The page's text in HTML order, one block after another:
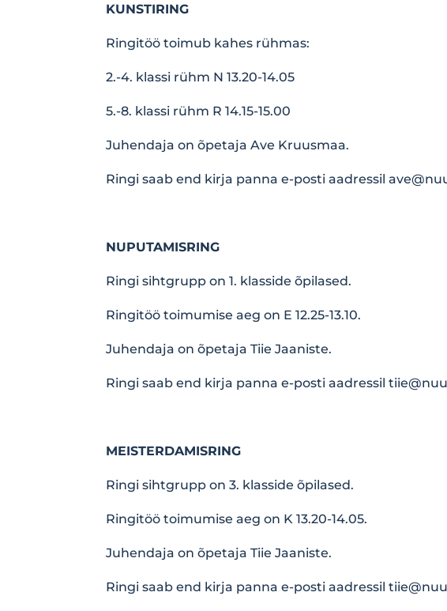
KUNSTIRING
Ringitöö toimub kahes rühmas:
2.-4. klassi rühm N 13.20-14.05
5.-8. klassi rühm R 14.15-15.00
Juhendaja on õpetaja Ave Kruusmaa.
Ringi saab end kirja panna e-posti aadressil
NUPUTAMISRING
Ringi sihtgrupp on 1. klasside õpilased.
Ringitöö toimumise aeg on E 12.25-13.10.
Juhendaja on õpetaja Tiie Jaaniste.
Ringi saab end kirja panna e-posti aadressil
MEISTERDAMISRING
Ringi sihtgrupp on 3. klasside õpilased.
Ringitöö toimumise aeg on K 13.20-14.05.
Juhendaja on õpetaja Tiie Jaaniste.
Ringi saab end kirja panna e-posti aadressil